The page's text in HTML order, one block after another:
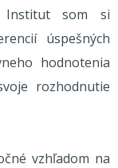
Institut som si
úspešných
hodnotenia
rozhodnutie
vzhľadom na